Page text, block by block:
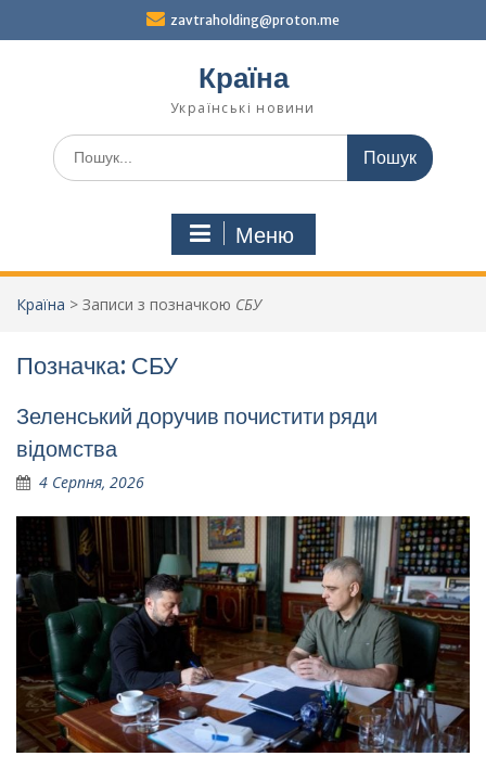
zavtraholding@proton.me
Країна
Українські новини
Шукати:
Меню
Країна > Записи з позначкою СБУ
Позначка: СБУ
Зеленський доручив почистити ряди
відомства
4 Серпня, 2026